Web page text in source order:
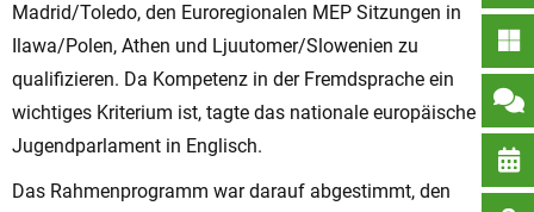
Madrid/Toledo, den Euroregionalen MEP Sitzungen in
Ilawa/Polen, Athen und Ljuutomer/Slowenien zu
qualifizieren. Da Kompetenz in der Fremdsprache ein
wichtiges Kriterium ist, tagte das nationale europäische
Jugendparlament in Englisch.
Das Rahmenprogramm war darauf abgestimmt, den